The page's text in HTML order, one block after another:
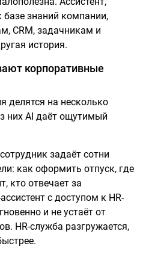
базе знаний компании,
CRM, задачникам и
история.
корпоративные
делятся на несколько
них AI даёт ощутимый
задаёт сотни
как оформить отпуск, где
кто отвечает за
с доступом к HR-
и не устаёт от
HR-служба разгружается,